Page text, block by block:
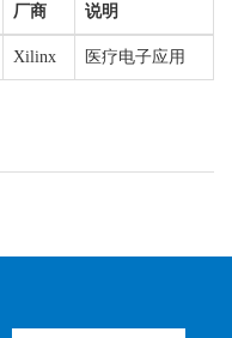
厂商 说明
Xilinx 医疗电子应用